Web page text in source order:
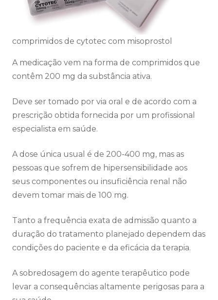
comprimidos de cytotec com misoprostol
A medicação vem na forma de comprimidos que
contêm 200 mg da substância ativa.
Deve ser tomado por via oral e de acordo com a
prescrição obtida fornecida por um profissional
especialista em saúde.
A dose única usual é de 200-400 mg, mas as
pessoas que sofrem de hipersensibilidade aos
seus componentes ou insuficiência renal não
devem tomar mais de 100 mg.
Tanto a frequência exata de admissão quanto a
duração do tratamento planejado dependem das
condições do paciente e da eficácia da terapia.
A sobredosagem do agente terapêutico pode
levar a consequências altamente perigosas para a